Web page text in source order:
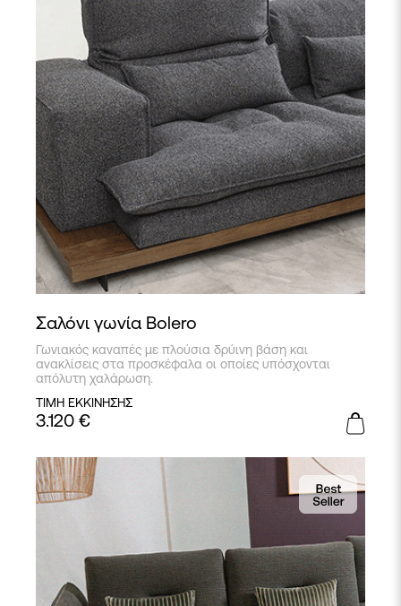
Σαλόνι γωνία Bolero
Γωνιακός καναπές με πλούσια δρύινη βάση και
ανακλίσεις στα προσκέφαλα οι οποίες υπόσχονται
απόλυτη χαλάρωση.
ΤΙΜΗ ΕΚΚΙΝΗΣΗΣ
3.120 €